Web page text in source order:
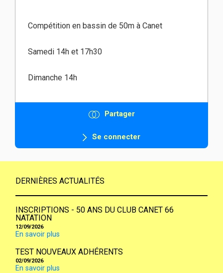
Compétition en bassin de 50m à Canet
Samedi 14h et 17h30
Dimanche 14h
Partager
Se connecter
DERNIÈRES ACTUALITÉS
INSCRIPTIONS - 50 ANS DU CLUB CANET 66
NATATION
12/09/2026
En savoir plus
TEST NOUVEAUX ADHÉRENTS
02/09/2026
En savoir plus